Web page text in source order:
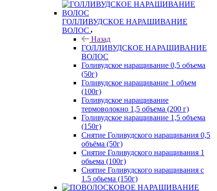
ГОЛЛИВУДСКОЕ НАРАЩИВАНИЕ
ВОЛОС
Назад
ГОЛЛИВУДСКОЕ НАРАЩИВАНИЕ
ВОЛОС
Голивудское наращивание 0,5 объема
(50г)
Голивудское наращивание 1 объем
(100г)
Голивудское наращивание
термоволокно 1,5 объема (200 г)
Голивудское наращивание 1,5 объема
(150г)
Снятие Голивудского наращивания 0,5
объёма (50г)
Снятие Голивудского наращивания 1
обьема (100г)
Снятие Голивудского наращивания с
1.5 обьема (150г)